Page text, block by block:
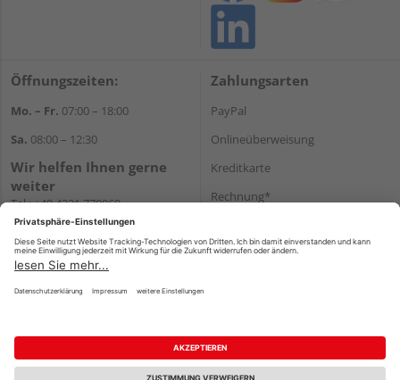
Öffnungszeiten:
Mo. – Fr. 07:00 – 18:00
Sa. 08:00 – 12:30
Wir helfen Ihnen gerne
weiter
Tel.:+49 4331 770060
E-Mail:onlineshop@gehlsen.de
WhatsApp
Zahlungsarten
PayPal
Onlineüberweisung
Kreditkarte
Rechnung*
Versand
Impressum AGB Widerruf
Datenschutz
Reservierungsbedingungen
Vertrag widerrufen